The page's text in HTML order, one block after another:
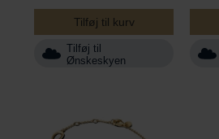
Tilføj til kurv
Tilføj til
Ønskeskyen